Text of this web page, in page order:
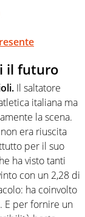
il futuro
Il saltatore
italiana ma
la scena.
era riuscita
per il suo
ha visto tanti
con un 2,28 di
ha coinvolto
E per fornire un